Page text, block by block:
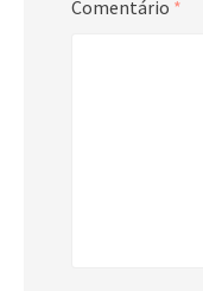
Comentário *